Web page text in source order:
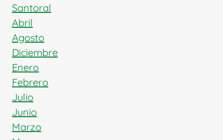
Santoral
Abril
Agosto
Diciembre
Enero
Febrero
Julio
Junio
Marzo